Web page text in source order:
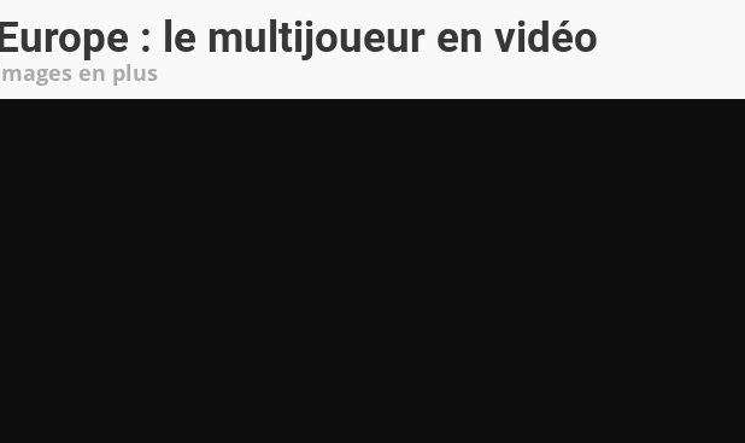
: le multijoueur en vidéo
en plus